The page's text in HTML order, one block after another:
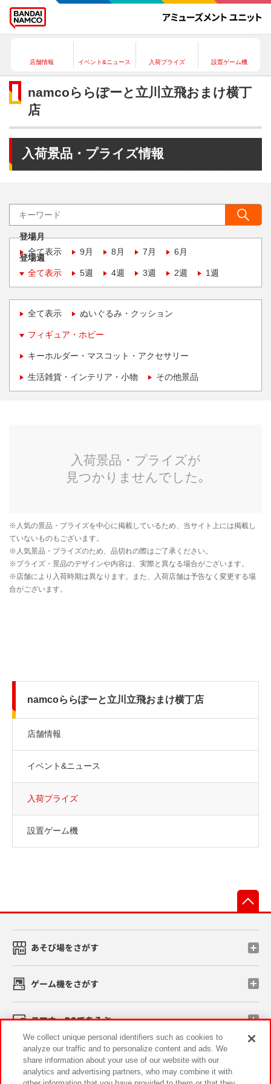
店舗情報 イベント&ニュース 入荷プライズ 設置ゲーム機
namcoららぽーと立川立飛おまけ横丁
店
入荷景品・プライズ情報
登場月
全て表示
9月 8月 7月 6月
登場週
全て表示
5週 4週 3週 2週 1週
全て表示 ぬいぐるみ・クッション
フィギュア・ホビー
キーホルダー・マスコット・アクセサリー
生活雑貨・インテリア・小物 その他景品
namcoららぽーと立川立飛おまけ横丁店
店舗情報
イベント&ニュース
入荷プライズ
設置ゲーム機
あそび場をさがす
ゲーム機をさがす
スマホ・PCであそぶ
イベント・キャンペーン
We collect unique personal identifiers such as cookies to
analyze our traffic and to personalize content and ads. We
share information about your use of our website with our
analytics and advertising partners, who may combine it with